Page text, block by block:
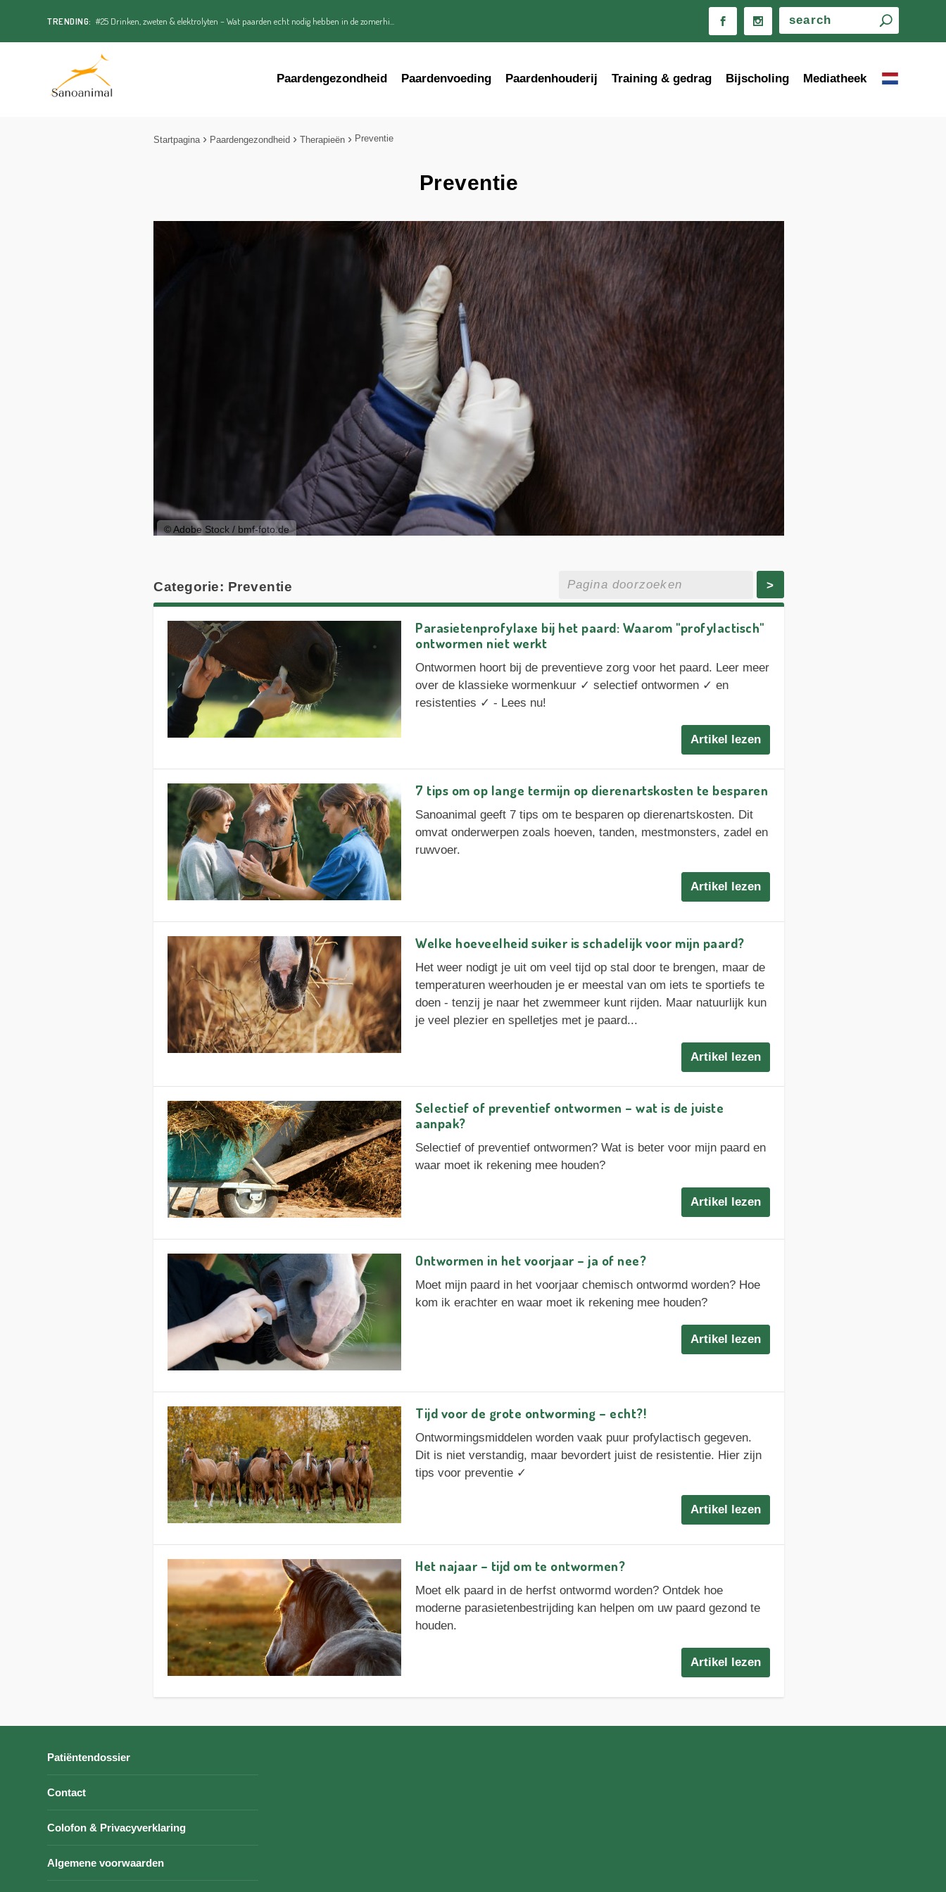
TRENDING: #25 Drinken, zweten & elektrolyten – Wat paarden echt nodig hebben in de zomerhi...
Paardengezondheid Paardenvoeding Paardenhouderij Training & gedrag Bijscholing Mediatheek
Startpagina Paardengezondheid Therapieën Preventie
Preventie
© Adobe Stock / bmf-foto.de
Categorie: Preventie >
Parasietenprofylaxe bij het paard: Waarom "profylactisch"
ontwormen niet werkt
Ontwormen hoort bij de preventieve zorg voor het paard. Leer meer
over de klassieke wormenkuur ✓ selectief ontwormen ✓ en
resistenties ✓ - Lees nu!
Artikel lezen
7 tips om op lange termijn op dierenartskosten te besparen
Sanoanimal geeft 7 tips om te besparen op dierenartskosten. Dit
omvat onderwerpen zoals hoeven, tanden, mestmonsters, zadel en
ruwvoer.
Artikel lezen
Welke hoeveelheid suiker is schadelijk voor mijn paard?
Het weer nodigt je uit om veel tijd op stal door te brengen, maar de
temperaturen weerhouden je er meestal van om iets te sportiefs te
doen - tenzij je naar het zwemmeer kunt rijden. Maar natuurlijk kun
je veel plezier en spelletjes met je paard...
Artikel lezen
Selectief of preventief ontwormen – wat is de juiste
aanpak?
Selectief of preventief ontwormen? Wat is beter voor mijn paard en
waar moet ik rekening mee houden?
Artikel lezen
Ontwormen in het voorjaar – ja of nee?
Moet mijn paard in het voorjaar chemisch ontwormd worden? Hoe
kom ik erachter en waar moet ik rekening mee houden?
Artikel lezen
Tijd voor de grote ontworming – echt?!
Ontwormingsmiddelen worden vaak puur profylactisch gegeven.
Dit is niet verstandig, maar bevordert juist de resistentie. Hier zijn
tips voor preventie ✓
Artikel lezen
Het najaar – tijd om te ontwormen?
Moet elk paard in de herfst ontwormd worden? Ontdek hoe
moderne parasietenbestrijding kan helpen om uw paard gezond te
houden.
Artikel lezen
Patiëntendossier
Contact
Colofon & Privacyverklaring
Algemene voorwaarden